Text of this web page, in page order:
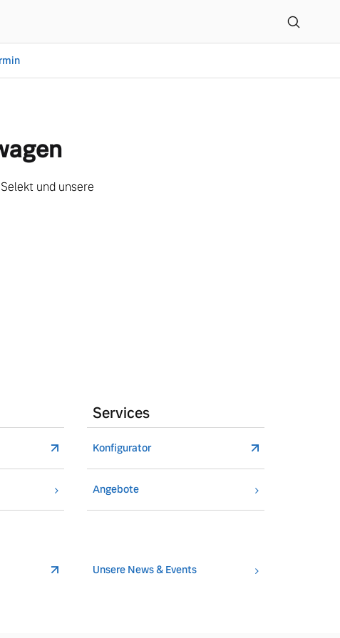
und unsere
Services
Konfigurator
Angebote
Unsere News & Events